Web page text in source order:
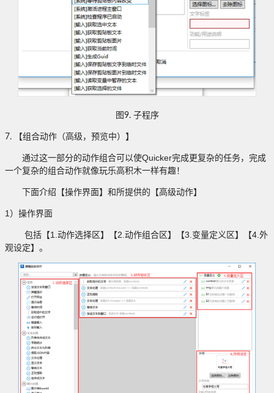
图9. 子程序
7. 【组合动作（高级，预览中）】
通过这一部分的动作组合可以使Quicker完成更复杂的任务，完成
一个复杂的组合动作就像玩乐高积木一样有趣！
下面介绍【操作界面】和所提供的【高级动作】
1 ）操作界面
包括【1. 动作选择区】【2. 动作组合区】【3. 变量定义区】【4. 外
观设定】。